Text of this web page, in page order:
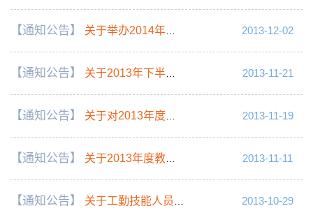
【通知公告】 关于举办2014年度公派出国留学外语培训班的通知 2013-12-02
【通知公告】 关于2013年下半年PETS5考试准考证领取的通知 2013-11-21
【通知公告】 关于对2013年度首届享受湖南省政府特殊津贴人员推荐人选进行公示的通知 2013-11-19
【通知公告】 关于2013年度教师普通话培训及测试工作的通知 2013-11-11
【通知公告】 关于工勤技能人员参加《职业道德》考试派车的通知 2013-10-29